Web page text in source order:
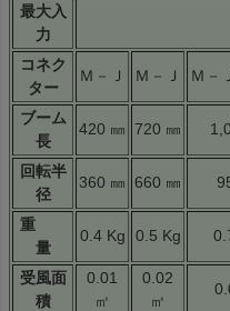
最大入
力
コネク
ター
Ｍ－Ｊ Ｍ－Ｊ Ｍ－Ｊ
ブーム
長
420 ㎜ 720 ㎜
回転半
径
360 ㎜ 660 ㎜
重
量
0.4 Kg 0.5 Kg
受風面
積
0.01
㎡
0.02
㎡